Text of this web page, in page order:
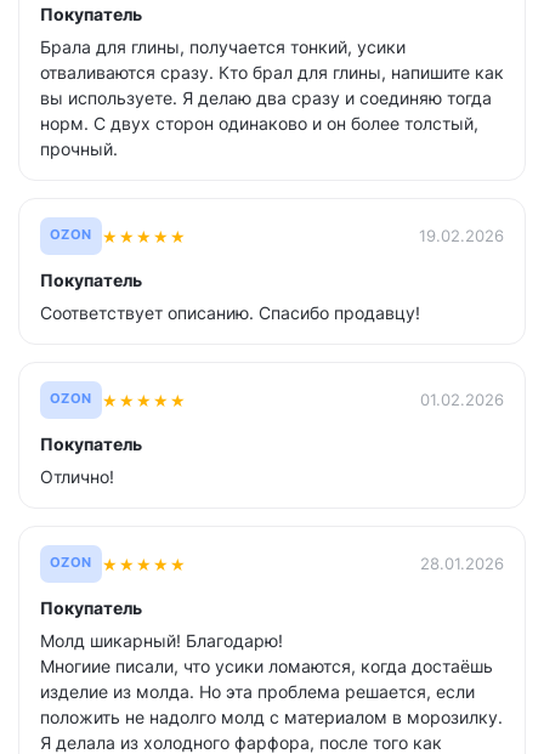
Покупатель
Брала для глины, получается тонкий, усики
отваливаются сразу. Кто брал для глины, напишите как
вы используете. Я делаю два сразу и соединяю тогда
норм. С двух сторон одинаково и он более толстый,
прочный.
OZON ★★★★★ 19.02.2026
Покупатель
Соответствует описанию. Спасибо продавцу!
OZON ★★★★★ 01.02.2026
Покупатель
Отлично!
OZON ★★★★★ 28.01.2026
Покупатель
Молд шикарный! Благодарю!
Многиие писали, что усики ломаются, когда достаёшь
изделие из молда. Но эта проблема решается, если
положить не надолго молд с материалом в морозилку.
Я делала из холодного фарфора, после того как